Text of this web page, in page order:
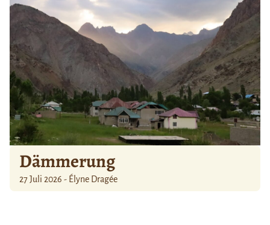
Dämmerung
27 Juli 2026 - Élyne Dragée